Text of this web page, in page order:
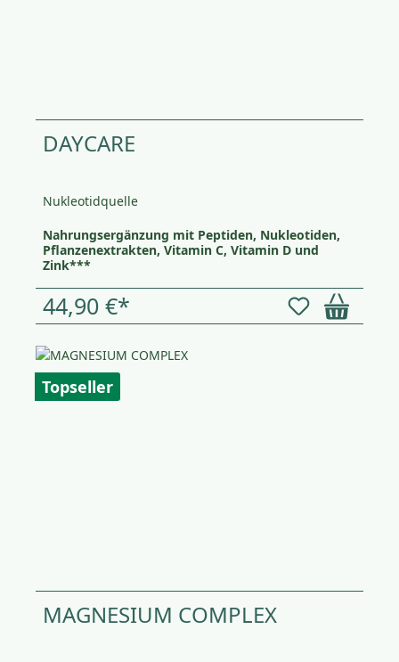
DAYCARE
Nukleotidquelle
Nahrungsergänzung mit Peptiden, Nukleotiden,
Pflanzenextrakten, Vitamin C, Vitamin D und
Zink***
44,90 €*
Topseller
MAGNESIUM COMPLEX